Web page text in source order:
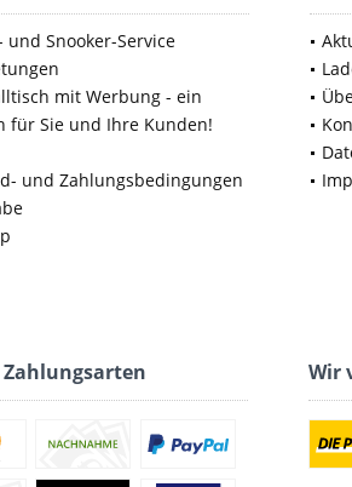
und Snooker-Service
mit Werbung - ein
für Sie und Ihre Kunden!
und Zahlungsbedingungen
Zahlungsarten Wir